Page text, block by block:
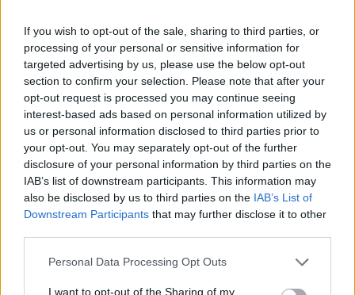
If you wish to opt-out of the sale, sharing to third parties, or
processing of your personal or sensitive information for
targeted advertising by us, please use the below opt-out
section to confirm your selection. Please note that after your
opt-out request is processed you may continue seeing
interest-based ads based on personal information utilized by
us or personal information disclosed to third parties prior to
your opt-out. You may separately opt-out of the further
disclosure of your personal information by third parties on the
IAB’s list of downstream participants. This information may
also be disclosed by us to third parties on the IAB’s List of
Downstream Participants that may further disclose it to other
Please note that this website/app uses one or more Google
not limited to your visit or usage behaviour. You may click to
Personal Data Processing Opt Outs
I want to opt-out of the Sharing of my